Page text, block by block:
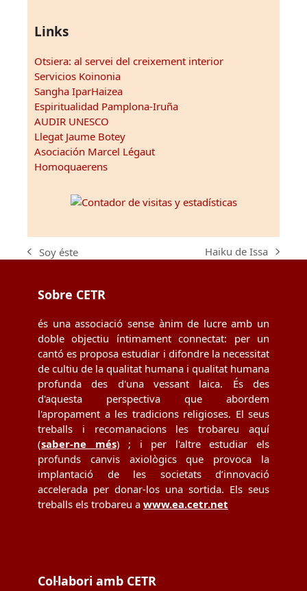
Links
Otsiera: al servei del creixement interior
Servicios Koinonia
Sangha IparHaizea
Espiritualidad Pamplona-Iruña
AUDIR UNESCO
Llegat Jaume Botey
Asociación Marcel Légaut
Homoquaerens
previous
Soy éste
next
Haiku de Issa
Sobre CETR
és una associació sense ànim de lucre amb un
doble objectiu íntimament connectat: per un
cantó es proposa estudiar i difondre la necessitat
de cultiu de la qualitat humana i qualitat humana
profunda des d'una vessant laica. És des
d'aquesta perspectiva que abordem
l'apropament a les tradicions religioses. El seus
treballs i recomanacions les trobareu aquí
(saber-ne més) ; i per l'altre estudiar els
profunds canvis axiològics que provoca la
implantació de les societats d’innovació
accelerada per donar-los una sortida. Els seus
treballs els trobareu a www.ea.cetr.net
Col·labori amb CETR